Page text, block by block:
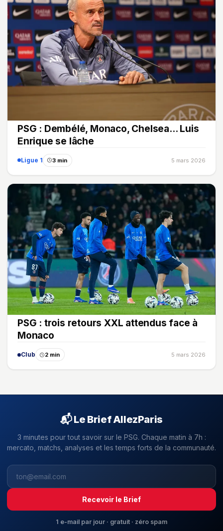
PSG : Dembélé, Monaco, Chelsea... Luis
Enrique se lâche
Ligue 1 3 min 5 mars 2026
PSG : trois retours XXL attendus face à
Monaco
Club 2 min 5 mars 2026
📬 Le Brief AllezParis
3 minutes pour tout savoir sur le PSG. Chaque matin à 7h :
mercato, matchs, analyses et les temps forts de la communauté.
Recevoir le Brief
1 e-mail par jour · gratuit · zéro spam